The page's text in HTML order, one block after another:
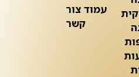
עמוד צור
קשר